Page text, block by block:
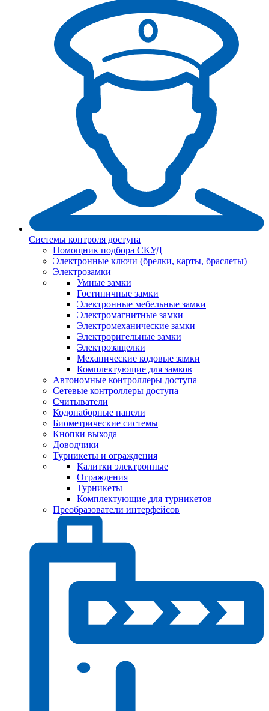
Системы контроля доступа
Помощник подбора СКУД
Электронные ключи (брелки, карты, браслеты)
Электрозамки
Умные замки
Гостиничные замки
Электронные мебельные замки
Электромагнитные замки
Электромеханические замки
Электроригельные замки
Электрозащелки
Механические кодовые замки
Комплектующие для замков
Автономные контроллеры доступа
Сетевые контроллеры доступа
Считыватели
Кодонаборные панели
Биометрические системы
Кнопки выхода
Доводчики
Турникеты и ограждения
Калитки электронные
Ограждения
Турникеты
Комплектующие для турникетов
Преобразователи интерфейсов